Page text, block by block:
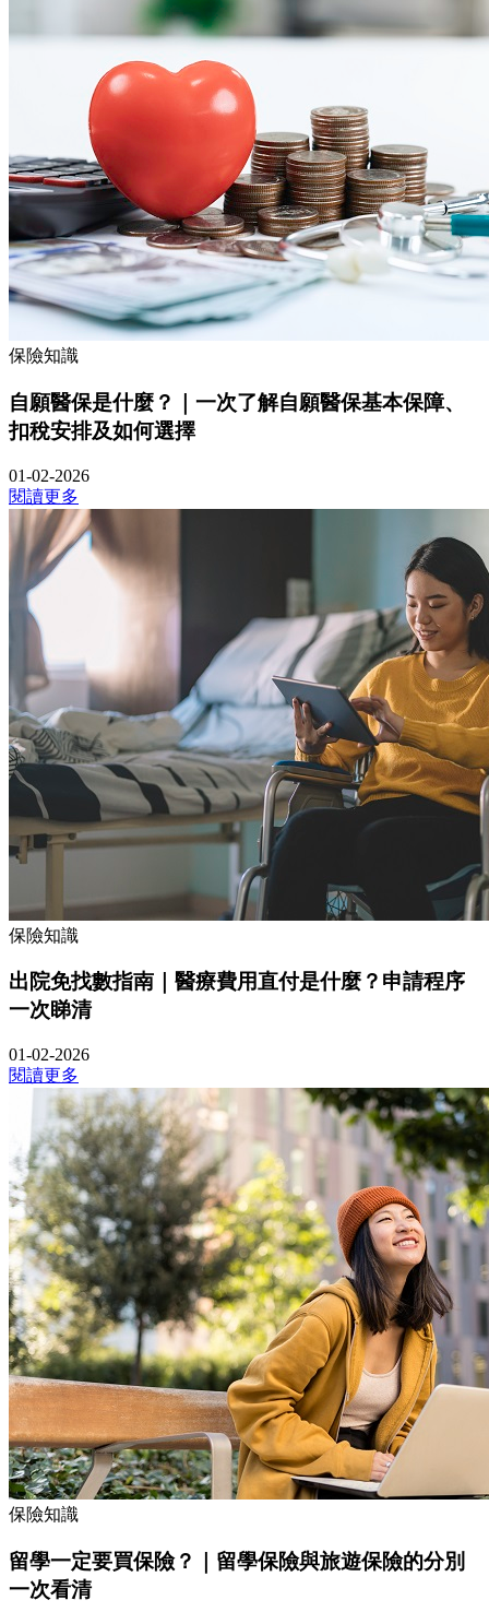
保險知識
自願醫保是什麼？｜一次了解自願醫保基本保障、
扣稅安排及如何選擇
01-02-2026
閱讀更多
保險知識
出院免找數指南｜醫療費用直付是什麼？申請程序
一次睇清
01-02-2026
閱讀更多
保險知識
留學一定要買保險？｜留學保險與旅遊保險的分別
一次看清